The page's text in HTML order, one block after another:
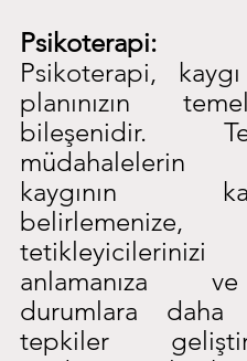
Psikoterapi:
Psikoterapi,
planınızın
bileşenidir.
müdahalelerin
kaygının
belirlemenize,
tetikleyicilerinizi
anlamanıza
durumlara daha
tepkiler